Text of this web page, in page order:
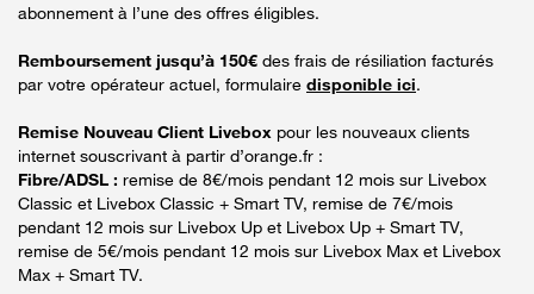
abonnement à l’une des offres éligibles.
Remboursement jusqu’à 150€ des frais de résiliation facturés
par votre opérateur actuel, formulaire disponible ici.
Remise Nouveau Client Livebox pour les nouveaux clients
internet souscrivant à partir d’orange.fr :
Fibre/ADSL : remise de 8€/mois pendant 12 mois sur Livebox
Classic et Livebox Classic + Smart TV, remise de 7€/mois
pendant 12 mois sur Livebox Up et Livebox Up + Smart TV,
remise de 5€/mois pendant 12 mois sur Livebox Max et Livebox
Max + Smart TV.